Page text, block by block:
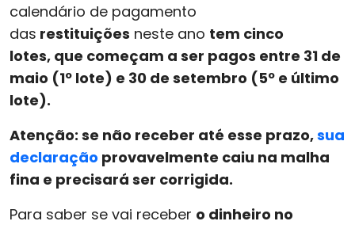
calendário de pagamento
das restituições neste ano tem cinco
lotes, que começam a ser pagos entre 31 de
maio (1º lote) e 30 de setembro (5º e último
lote).
Atenção: se não receber até esse prazo,sua
declaração provavelmente caiu na malha
fina e precisará ser corrigida.
Para saber se vai receber o dinheiro no